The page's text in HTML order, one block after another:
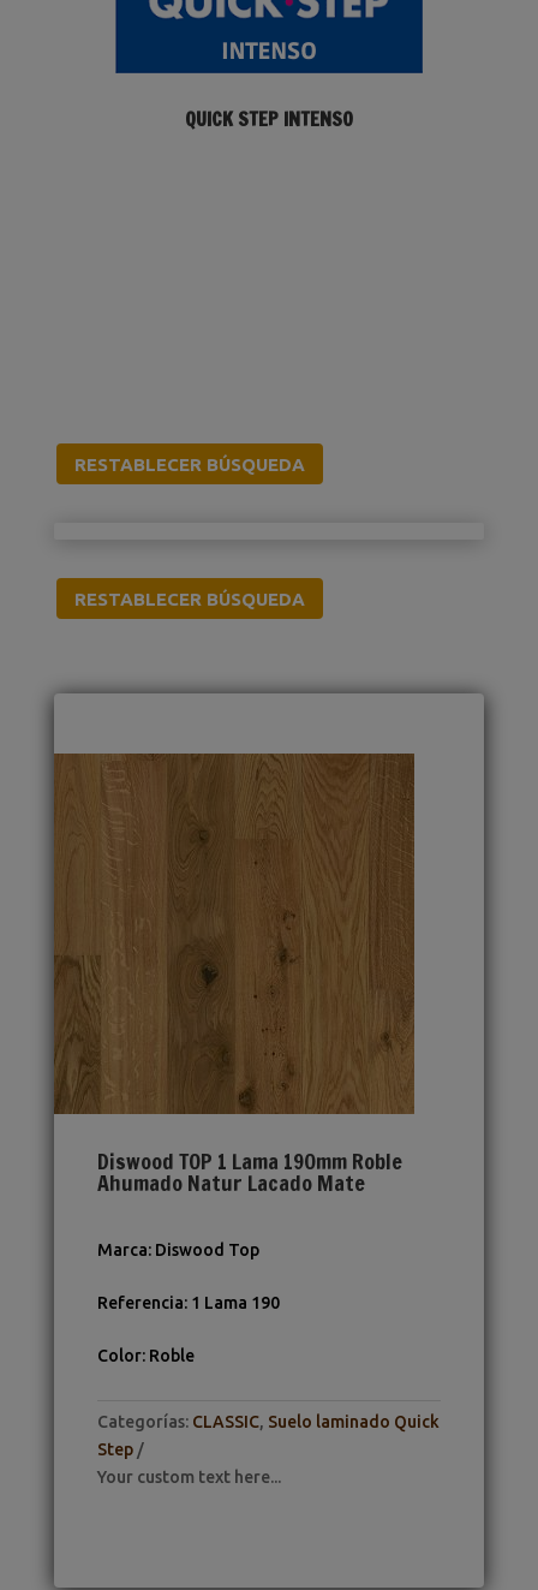
QUICK STEP INTENSO
RESTABLECER BÚSQUEDA
RESTABLECER BÚSQUEDA
Diswood TOP 1 Lama 190mm Roble
Ahumado Natur Lacado Mate
Marca: Diswood Top
Referencia: 1 Lama 190
Color: Roble
Categorías: CLASSIC, Suelo laminado Quick
Step
Your custom text here...